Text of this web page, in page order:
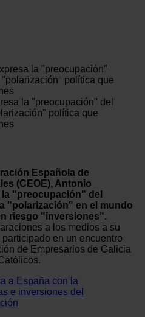
la "preocupación" del
política que
Española de
(CEOE), Antonio
"preocupación" del
"polarización" en el mundo
riesgo "inversiones".
a los medios a su
en un encuentro
de Empresarios de Galicia